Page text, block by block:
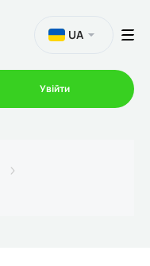
UA
Увійти